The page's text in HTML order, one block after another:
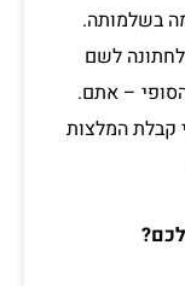
בשלמותה.
לשם
– אתם.
קבלת המלצות